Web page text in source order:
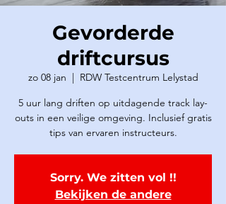
Gevorderde
driftcursus
zo 08 jan
  |
RDW Testcentrum Lelystad
5 uur lang driften op uitdagende track lay-
outs in een veilige omgeving. Inclusief gratis
tips van ervaren instructeurs.
Sorry. We zitten vol !!
Bekijken de andere